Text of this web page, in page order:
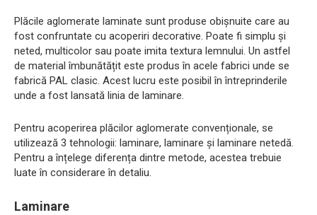
Plăcile aglomerate laminate sunt produse obișnuite care au
fost confruntate cu acoperiri decorative. Poate fi simplu și
neted, multicolor sau poate imita textura lemnului. Un astfel
de material îmbunătățit este produs în acele fabrici unde se
fabrică PAL clasic. Acest lucru este posibil în întreprinderile
unde a fost lansată linia de laminare.
Pentru acoperirea plăcilor aglomerate convenționale, se
utilizează 3 tehnologii: laminare, laminare și laminare netedă.
Pentru a înțelege diferența dintre metode, acestea trebuie
luate în considerare în detaliu.
Laminare